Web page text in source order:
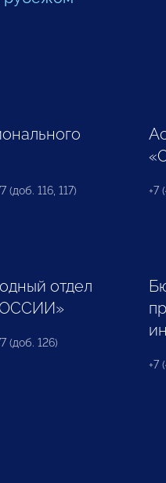
(доб. 116, 117) +7
отдел
(доб. 126)
+7